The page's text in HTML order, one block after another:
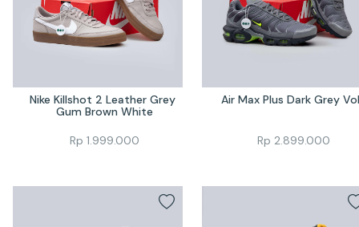
Nike Killshot 2 Leather Grey
Gum Brown White
Rp 1.999.000
Air Max Plus Dark Grey
Rp 2.899.000